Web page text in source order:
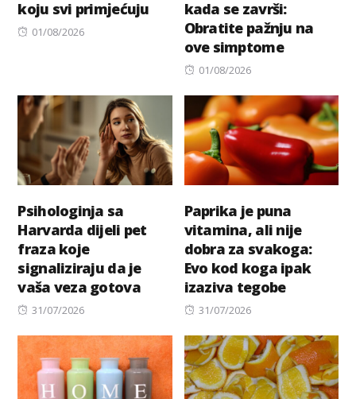
koju svi primјećuju
Posted
01/08/2026
kada se završi:
Obratite pažnju na
ove simptome
Posted
01/08/2026
Psihologinja sa
Harvarda dijeli pet
fraza koje
signaliziraju da je
vaša veza gotova
Posted
31/07/2026
Paprika je puna
vitamina, ali nije
dobra za svakoga:
Evo kod koga ipak
izaziva tegobe
Posted
31/07/2026